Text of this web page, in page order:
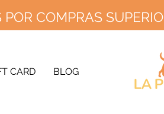
POR COMPRAS
CARD BLOG
ENVÍOS GRATIS PARA PEDIDOS A